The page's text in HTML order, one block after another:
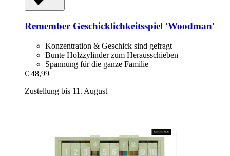
Remember Geschicklichkeitsspiel 'Woodman'
Konzentration & Geschick sind gefragt
Bunte Holzzylinder zum Herausschieben
Spannung für die ganze Familie
€ 48,99
Zustellung bis 11. August